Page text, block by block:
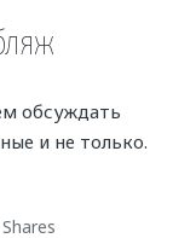
обсуждать
и не только.